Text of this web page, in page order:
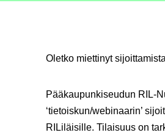
Oletko miettinyt
Pääkaupunkiseudun RIL-
‘tietoiskun/webinaarin’
RILiläisille. Tilaisuus on